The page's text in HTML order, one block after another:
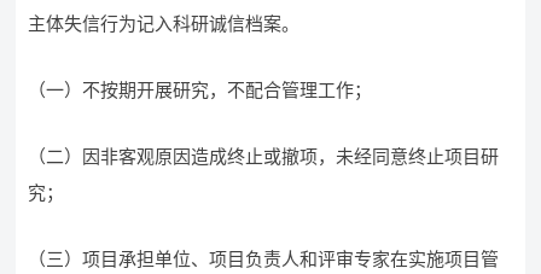
主体失信行为记入科研诚信档案。
（一）不按期开展研究，不配合管理工作；
（二）因非客观原因造成终止或撤项，未经同意终止项目研
究；
（三）项目承担单位、项目负责人和评审专家在实施项目管